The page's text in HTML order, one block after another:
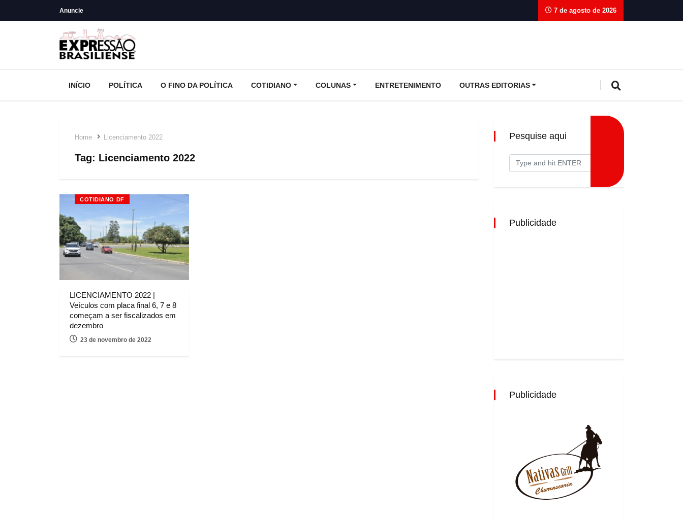
Anuncie 7 de agosto de 2026
INÍCIO POLÍTICA O FINO DA POLÍTICA COTIDIANO COLUNAS ENTRETENIMENTO OUTRAS EDITORIAS
Home Licenciamento 2022
Tag: Licenciamento 2022
COTIDIANO DF
LICENCIAMENTO 2022 |
Veículos com placa final 6, 7 e 8
começam a ser fiscalizados em
dezembro
23 de novembro de 2022
Pesquise aqui
Publicidade
Publicidade